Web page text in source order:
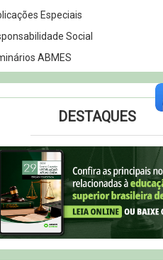
Especiais
Social
ABMES
DESTAQUES